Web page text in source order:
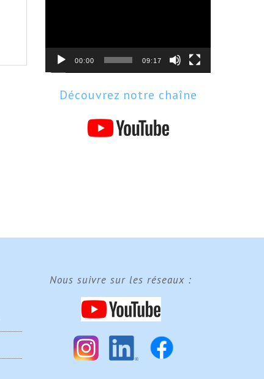
00:00 09:17
Découvrez notre chaîne
Nous suivre sur les réseaux :